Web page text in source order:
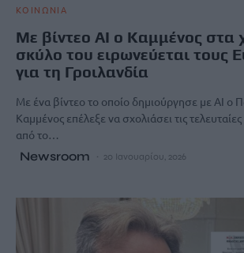
ΚΟΙΝΩΝΙΑ
Με βίντεο ΑΙ ο Καμμένος στα
σκύλο του ειρωνεύεται τους
για τη Γροιλανδία
Με ένα βίντεο το οποίο δημιούργησε με ΑΙ ο
Καμμένος επέλεξε να σχολιάσει τις
από το…
Newsroom 20 Ιανουαρίου, 2026